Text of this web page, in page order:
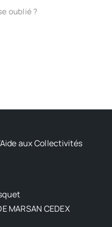
oublié ?
aux Collectivités
MARSAN CEDEX